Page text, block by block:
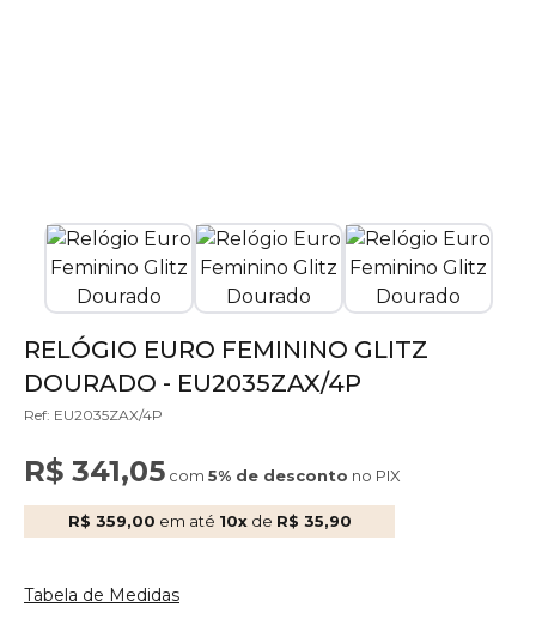
RELÓGIO EURO FEMININO GLITZ
DOURADO - EU2035ZAX/4P
Ref: EU2035ZAX/4P
R$ 341,05 com 5% de desconto no PIX
R$ 359,00 em até 10xde R$ 35,90
Tabela de Medidas